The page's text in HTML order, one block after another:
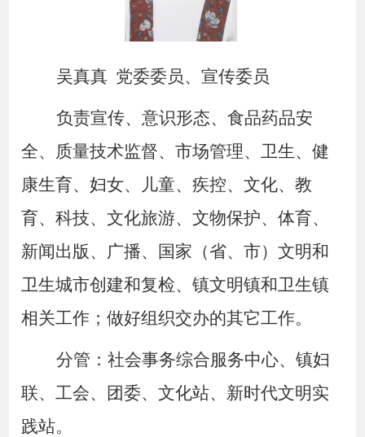
吴真真 党委委员、宣传委员
负责宣传、意识形态、食品药品安
全、质量技术监督、市场管理、卫生、健
康生育、妇女、儿童、疾控、文化、教
育、科技、文化旅游、文物保护、体育、
新闻出版、广播、国家（省、市）文明和
卫生城市创建和复检、镇文明镇和卫生镇
相关工作；做好组织交办的其它工作。
分管：社会事务综合服务中心、镇妇
联、工会、团委、文化站、新时代文明实
践站。